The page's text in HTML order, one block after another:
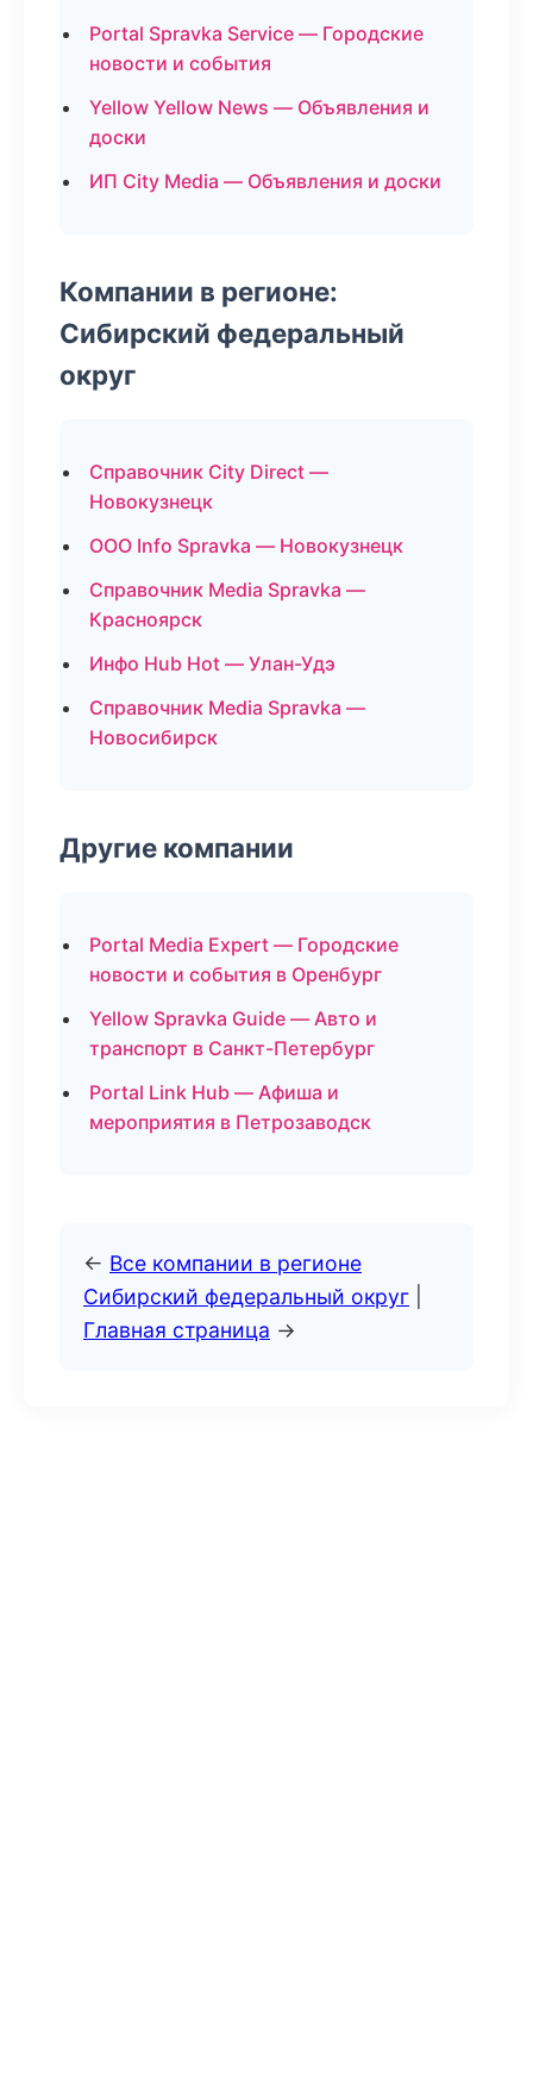
Portal Spravka Service — Городские
новости и события
Yellow Yellow News — Объявления и
доски
ИП City Media — Объявления и доски
Компании в регионе:
Сибирский федеральный
округ
Справочник City Direct —
Новокузнецк
ООО Info Spravka — Новокузнецк
Справочник Media Spravka —
Красноярск
Инфо Hub Hot — Улан-Удэ
Справочник Media Spravka —
Новосибирск
Другие компании
Portal Media Expert — Городские
новости и события в Оренбург
Yellow Spravka Guide — Авто и
транспорт в Санкт-Петербург
Portal Link Hub — Афиша и
мероприятия в Петрозаводск
← Все компании в регионе
Сибирский федеральный округ
Главная страница →